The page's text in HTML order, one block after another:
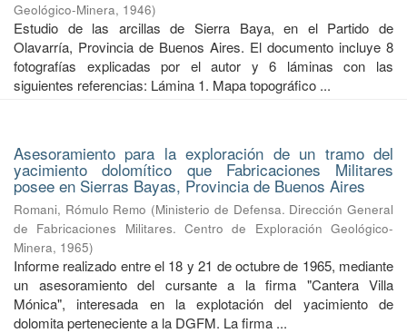
Geológico-Minera, 1946)
Estudio de las arcillas de Sierra Baya, en el Partido de
Olavarría, Provincia de Buenos Aires. El documento incluye 8
fotografías explicadas por el autor y 6 láminas con las
siguientes referencias: Lámina 1. Mapa topográfico ...
Asesoramiento para la exploración de un tramo del
yacimiento dolomítico que Fabricaciones Militares
posee en Sierras Bayas, Provincia de Buenos Aires
Romani, Rómulo Remo (Ministerio de Defensa. Dirección General
de Fabricaciones Militares. Centro de Exploración Geológico-
Minera, 1965)
Informe realizado entre el 18 y 21 de octubre de 1965, mediante
un asesoramiento del cursante a la firma "Cantera Villa
Mónica", interesada en la explotación del yacimiento de
dolomita perteneciente a la DGFM. La firma ...